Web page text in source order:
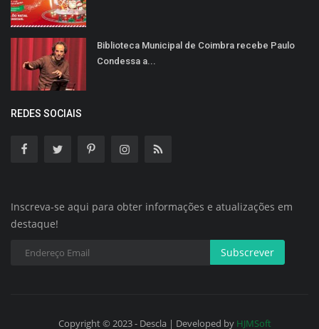
Biblioteca Municipal de Coimbra recebe Paulo
Condessa a...
REDES SOCIAIS
Inscreva-se aqui para obter informações e atualizações em
destaque!
Subscrever
Copyright © 2023 - Descla | Developed by HJMSoft